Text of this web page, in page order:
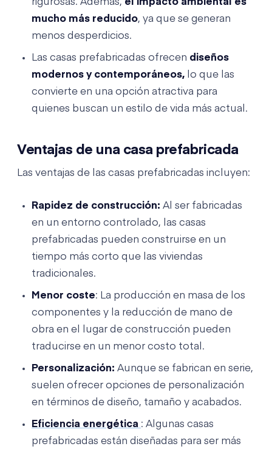
rigurosas. Además, el impacto ambiental es
mucho más reducido, ya que se generan
menos desperdicios.
Las casas prefabricadas ofrecen diseños
modernos y contemporáneos, lo que las
convierte en una opción atractiva para
quienes buscan un estilo de vida más actual.
Ventajas de una casa prefabricada
Las ventajas de las casas prefabricadas incluyen:
Rapidez de construcción: Al ser fabricadas
en un entorno controlado, las casas
prefabricadas pueden construirse en un
tiempo más corto que las viviendas
tradicionales.
Menor coste: La producción en masa de los
componentes y la reducción de mano de
obra en el lugar de construcción pueden
traducirse en un menor costo total.
Personalización: Aunque se fabrican en serie,
suelen ofrecer opciones de personalización
en términos de diseño, tamaño y acabados.
Eficiencia energética : Algunas casas
prefabricadas están diseñadas para ser más